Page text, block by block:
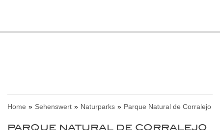
Home Sehenswert Naturparks Parque Natural de Corralejo
PARQUE NATURAL DE CORRALEJO